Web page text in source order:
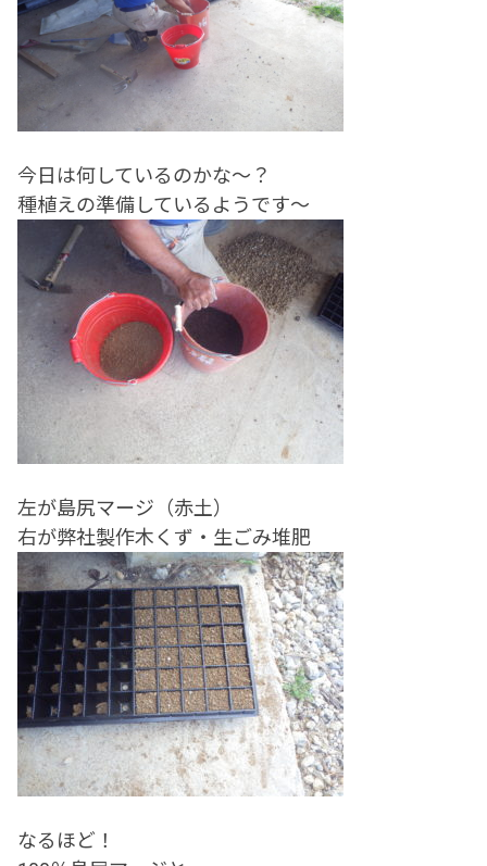
今日は何しているのかな～？
種植えの準備しているようです～
左が島尻マージ（赤土）
右が弊社製作木くず・生ごみ堆肥
なるほど！